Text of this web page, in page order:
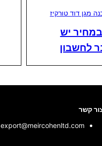
מגן דוד טורקיז
יש
לחשבון
קשר
export@meircohenltd.com